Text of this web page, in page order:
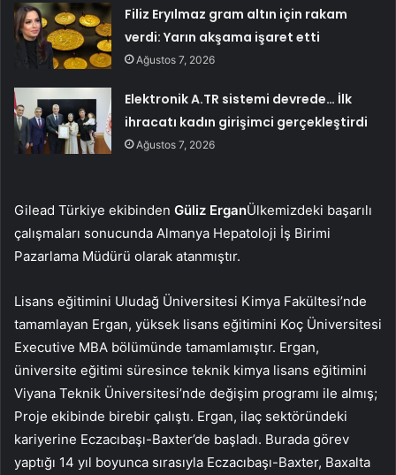
Filiz Eryılmaz gram altın için rakam
verdi: Yarın akşama işaret etti
Ağustos 7, 2026
Elektronik A.TR sistemi devrede… İlk
ihracatı kadın girişimci gerçekleştirdi
Ağustos 7, 2026
Gilead Türkiye ekibinden Güliz ErganÜlkemizdeki başarılı
çalışmaları sonucunda Almanya Hepatoloji İş Birimi
Pazarlama Müdürü olarak atanmıştır.
Lisans eğitimini Uludağ Üniversitesi Kimya Fakültesi’nde
tamamlayan Ergan, yüksek lisans eğitimini Koç Üniversitesi
Executive MBA bölümünde tamamlamıştır. Ergan,
üniversite eğitimi süresince teknik kimya lisans eğitimini
Viyana Teknik Üniversitesi’nde değişim programı ile almış;
Proje ekibinde birebir çalıştı. Ergan, ilaç sektöründeki
kariyerine Eczacıbaşı-Baxter’de başladı. Burada görev
yaptığı 14 yıl boyunca sırasıyla Eczacıbaşı-Baxter, Baxalta